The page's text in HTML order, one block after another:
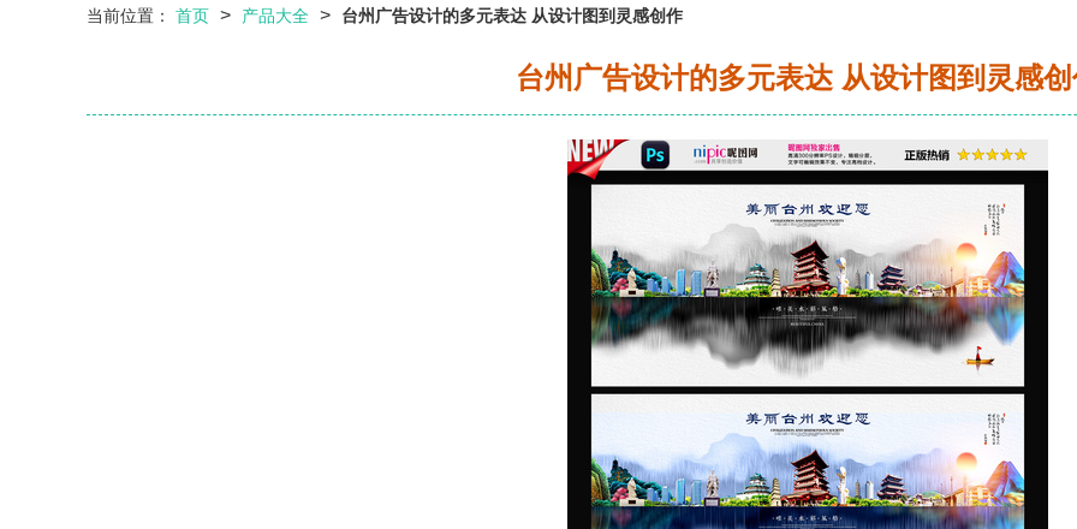
当前位置： 首页 > 产品大全 > 台州广告设计的多元表达 从设计图到灵感创作
台州广告设计的多元表达 从设计图到灵感